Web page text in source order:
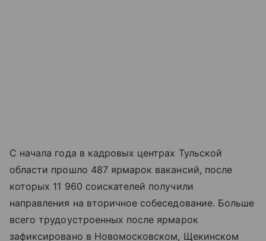
С начала года в кадровых центрах Тульской
области прошло 487 ярмарок вакансий, после
которых 11 960 соискателей получили
направления на вторичное собеседование. Больше
всего трудоустроенных после ярмарок
зафиксировано в Новомосковском, Щекинском